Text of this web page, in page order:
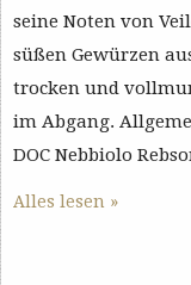
seine Noten von
süßen Gewürzen
trocken und
im Abgang.
DOC Nebbiolo
Alles lesen »